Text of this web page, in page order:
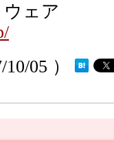
ェア
05 ）